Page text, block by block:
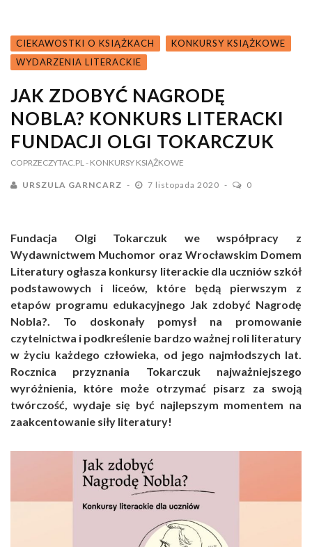
CIEKAWOSTKI O KSIĄŻKACH
KONKURSY KSIĄŻKOWE
WYDARZENIA LITERACKIE
JAK ZDOBYĆ NAGRODĘ
NOBLA? KONKURS LITERACKI
FUNDACJI OLGI TOKARCZUK
COPRZECZYTAC.PL - KONKURSY KSIĄŻKOWE
URSZULA GARNCARZ 7 listopada 2020 0
Fundacja Olgi Tokarczuk we współpracy z
Wydawnictwem Muchomor oraz Wrocławskim Domem
Literatury ogłasza konkursy literackie dla uczniów szkół
podstawowych i liceów, które będą pierwszym z
etapów programu edukacyjnego Jak zdobyć Nagrodę
Nobla?. To doskonały pomysł na promowanie
czytelnictwa i podkreślenie bardzo ważnej roli literatury
w życiu każdego człowieka, od jego najmłodszych lat.
Rocznica przyznania Tokarczuk najważniejszego
wyróżnienia, które może otrzymać pisarz za swoją
twórczość, wydaje się być najlepszym momentem na
zaakcentowanie siły literatury!